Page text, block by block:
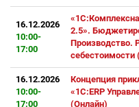
16.12.2026
10:00-
17:00
2.5».
Производство.
себестоимости
16.12.2026
10:00-
17:00
Концепция
«1С:ERP
(Онлайн)